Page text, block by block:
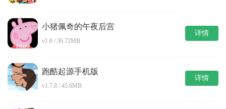
小猪佩奇的午夜后宫
v1.0 / 36.72MB
详情
跑酷起源手机版
v1.7.8 / 45.6MB
详情